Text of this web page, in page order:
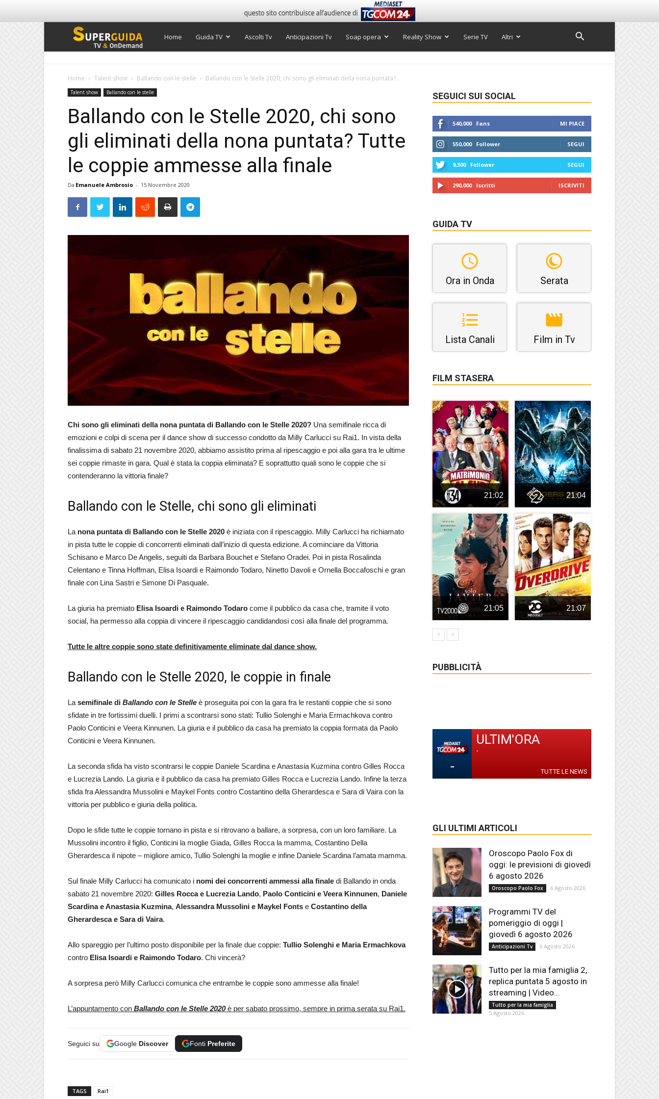
Super
Home Guida TV Ascolti Tv Anticipazioni Tv Soap opera Reality Show Serie TV Altri
Home Talent show Ballando con le stelle Ballando con le Stelle 2020, chi sono gli eliminati della nona puntata?...
Talent show Ballando con le stelle
Ballando con le Stelle 2020, chi sono
gli eliminati della nona puntata? Tutte
le coppie ammesse alla finale
Da Emanuele Ambrosio - 15 Novembre 2020
Chi sono gli eliminati della nona puntata di Ballando con le Stelle 2020? Una semifinale ricca di
emozioni e colpi di scena per il dance show di successo condotto da Milly Carlucci su Rai1. In vista della
finalissima di sabato 21 novembre 2020, abbiamo assistito prima al ripescaggio e poi alla gara tra le ultime
sei coppie rimaste in gara. Qual è stata la coppia eliminata? E soprattutto quali sono le coppie che si
contenderanno la vittoria finale?
Ballando con le Stelle, chi sono gli eliminati
La nona puntata di Ballando con le Stelle 2020 è iniziata con il ripescaggio. Milly Carlucci ha richiamato
in pista tutte le coppie di concorrenti eliminati dall’inizio di questa edizione. A cominciare da Vittoria
Schisano e Marco De Angelis, seguiti da Barbara Bouchet e Stefano Oradei. Poi in pista Rosalinda
Celentano e Tinna Hoffman, Elisa Isoardi e Raimondo Todaro, Ninetto Davoli e Ornella Boccafoschi e gran
finale con Lina Sastri e Simone Di Pasquale.
La giuria ha premiato Elisa Isoardi e Raimondo Todaro come il pubblico da casa che, tramite il voto
social, ha permesso alla coppia di vincere il ripescaggio candidandosi così alla finale del programma.
Tutte le altre coppie sono state definitivamente eliminate dal dance show.
Ballando con le Stelle 2020, le coppie in finale
La semifinale di Ballando con le Stelle è proseguita poi con la gara fra le restanti coppie che si sono
sfidate in tre fortissimi duelli. I primi a scontrarsi sono stati: Tullio Solenghi e Maria Ermachkova contro
Paolo Conticini e Veera Kinnunen. La giuria e il pubblico da casa ha premiato la coppia formata da Paolo
Conticini e Veera Kinnunen.
La seconda sfida ha visto scontrarsi le coppie Daniele Scardina e Anastasia Kuzmina contro Gilles Rocca
e Lucrezia Lando. La giuria e il pubblico da casa ha premiato Gilles Rocca e Lucrezia Lando. Infine la terza
sfida fra Alessandra Mussolini e Maykel Fonts contro Costantino della Gherardesca e Sara di Vaira con la
vittoria per pubblico e giuria della politica.
Dopo le sfide tutte le coppie tornano in pista e si ritrovano a ballare, a sorpresa, con un loro familiare. La
Mussolini incontro il figlio, Conticini la moglie Giada, Gilles Rocca la mamma, Costantino Della
Gherardesca il nipote – migliore amico, Tullio Solenghi la moglie e infine Daniele Scardina l’amata mamma.
Sul finale Milly Carlucci ha comunicato i nomi dei concorrenti ammessi alla finale di Ballando in onda
sabato 21 novembre 2020: Gilles Rocca e Lucrezia Lando, Paolo Conticini e Veera Kinnunen, Daniele
Scardina e Anastasia Kuzmina, Alessandra Mussolini e Maykel Fonts e Costantino della
Gherardesca e Sara di Vaira.
Allo spareggio per l’ultimo posto disponibile per la finale due coppie: Tullio Solenghi e Maria Ermachkova
contro Elisa Isoardi e Raimondo Todaro. Chi vincerà?
A sorpresa però Milly Carlucci comunica che entrambe le coppie sono ammesse alla finale!
L’appuntamento con Ballando con le Stelle 2020è per sabato prossimo, sempre in prima serata su Rai1.
Seguici su Google Discover Fonti Preferite
TAGS Rai1
SEGUICI SUI SOCIAL
540,000 Fans MI PIACE
550,000 Follower SEGUI
9,300 Follower SEGUI
290,000 Iscritti ISCRIVITI
GUIDA TV
Ora in Onda Serata
Lista Canali Film in Tv
FILM STASERA
21:02 21:04
21:05 21:07
PUBBLICITÀ
-
ULTIM'ORA
-
TUTTE LE NEWS
GLI ULTIMI ARTICOLI
Oroscopo Paolo Fox di
oggi: le previsioni di giovedì
6 agosto 2026
Oroscopo Paolo Fox 6 Agosto 2026
Programmi TV del
pomeriggio di oggi |
giovedì 6 agosto 2026
Anticipazioni Tv 6 Agosto 2026
Tutto per la mia famiglia 2,
replica puntata 5 agosto in
streaming | Video...
Tutto per la mia famiglia
5 Agosto 2026